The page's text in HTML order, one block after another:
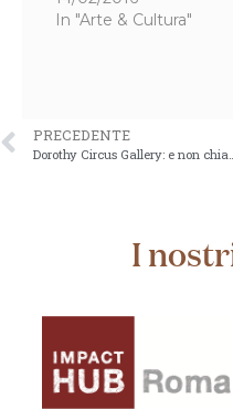
In "Arte & Cultura"
PRECEDENTE
I